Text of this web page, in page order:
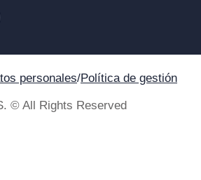
personales/Política de gestión
© All Rights Reserved